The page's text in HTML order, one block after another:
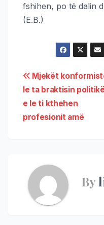
fshihen, po të dalin
(E.B.)
Mjekët
le ta braktisin
e le ti kthehen
profesionit amë
By